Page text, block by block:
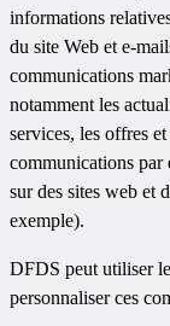
informations
du site Web et e-
communications
notamment les
services, les offres
communications par
sur des sites web et
exemple).
DFDS peut utiliser
personnaliser ces